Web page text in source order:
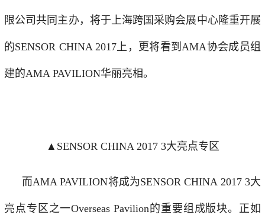
限公司共同主办，将于上海跨国采购会展中心隆重开展
的SENSOR CHINA 2017上，更将看到AMA协会成员组
建的AMA PAVILION华丽亮相。
▲SENSOR CHINA 2017 3大亮点专区
而AMA PAVILION将成为SENSOR CHINA 2017 3大
亮点专区之一Overseas Pavilion的重要组成版块。正如